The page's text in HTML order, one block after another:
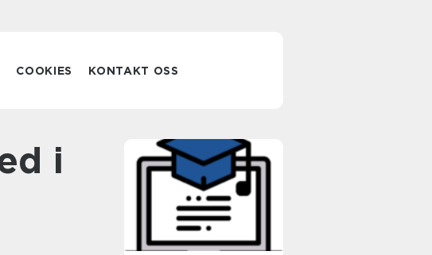
COOKIES KONTAKT OSS